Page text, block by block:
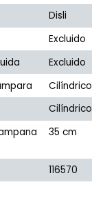
Disli
Excluido
Excluido
Cilíndrico
Cilíndrico
35 cm
116570